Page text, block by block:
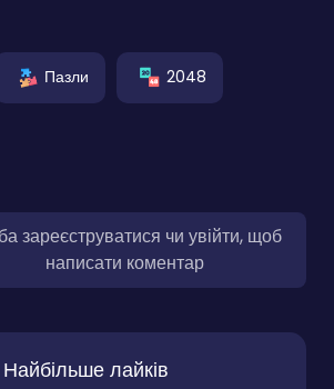
Пазли 2048
зареєструватися чи увійти, щоб
написати коментар
Найбільше лайків